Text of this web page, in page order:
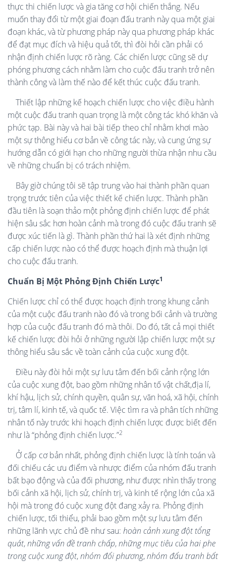
thực thi chiến lược và gia tăng cơ hội chiến thắng. Nếu
muốn thay đổi từ một giai đoạn đấu tranh này qua một giai
đoạn khác, và từ phương pháp này qua phương pháp khác
để đạt mục đích và hiệu quả tốt, thì đòi hỏi cần phải có
nhận định chiến lược rõ ràng. Các chiến lược cũng sẽ dự
phóng phương cách nhằm làm cho cuộc đấu tranh trở nên
thành công và làm thế nào để kết thúc cuộc đấu tranh.
Thiết lập những kế hoạch chiến lược cho việc điều hành
một cuộc đấu tranh quan trọng là một công tác khó khăn và
phức tạp. Bài này và hai bài tiếp theo chỉ nhằm khơi mào
một sự thông hiểu cơ bản về công tác này, và cung ứng sự
hướng dẫn có giới hạn cho những người thừa nhận nhu cầu
về những chuẩn bị có trách nhiệm.
Bây giờ chúng tôi sẽ tập trung vào hai thành phần quan
trọng trước tiên của việc thiết kế chiến lược. Thành phần
đầu tiên là soạn thảo một phỏng định chiến lược để phát
hiện sâu sắc hơn hoàn cảnh mà trong đó cuộc đấu tranh sẽ
được xúc tiến là gì. Thành phần thứ hai là xét định những
cấp chiến lược nào có thể được hoạch định mà thuận lợi
cho cuộc đấu tranh.
Chuẩn Bị Một Phỏng Định Chiến Lược1
Chiến lược chỉ có thể được hoạch định trong khung cảnh
của một cuộc đấu tranh nào đó và trong bối cảnh và trường
hợp của cuộc đấu tranh đó mà thôi. Do đó, tất cả mọi thiết
kế chiến lược đòi hỏi ở những người lập chiến lược một sự
thông hiểu sâu sắc về toàn cảnh của cuộc xung đột.
Điều này đòi hỏi một sự lưu tâm đến bối cảnh rộng lớn
của cuộc xung đột, bao gồm những nhân tố vật chất,địa lí,
khí hậu, lịch sử, chính quyền, quân sự, văn hoá, xã hội, chính
trị, tâm lí, kinh tế, và quốc tế. Việc tìm ra và phân tích những
nhân tố này trước khi hoạch định chiến lược được biết đến
như là “phỏng định chiến lược.”2
Ở cấp cơ bản nhất, phỏng định chiến lược là tính toán và
đối chiếu các ưu điểm và nhược điểm của nhóm đấu tranh
bất bạo động và của đối phương, như được nhìn thấy trong
bối cảnh xã hội, lịch sử, chính trị, và kinh tế rộng lớn của xã
hội mà trong đó cuộc xung đột đang xảy ra. Phỏng định
chiến lược, tối thiểu, phải bao gồm một sự lưu tâm đến
những lãnh vực chủ đề như sau: hoàn cảnh xung đột tổng
quát,những vấn đề tranh chấp,những mục tiêu của hai phe
trong cuộc xung đột,nhóm đối phương,nhóm đấu tranh bất